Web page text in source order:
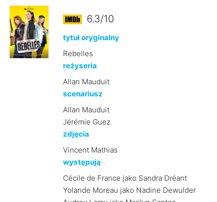
6.3/10
tytuł oryginalny
Rebelles
reżyseria
Allan Mauduit
scenariusz
Allan Mauduit
Jérémie Guez
zdjęcia
Vincent Mathias
występują
Cécile de France jako Sandra Dréant
Yolande Moreau jako Nadine Dewulder